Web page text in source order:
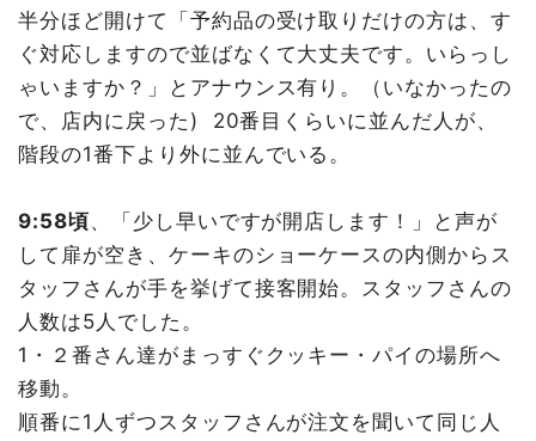
半分ほど開けて「予約品の受け取りだけの方は、す
ぐ対応しますので並ばなくて大丈夫です。いらっし
ゃいますか？」とアナウンス有り。（いなかったの
で、店内に戻った) 20番目くらいに並んだ人が、
階段の1番下より外に並んでいる。
9:58頃、「少し早いですが開店します！」と声が
して扉が空き、ケーキのショーケースの内側からス
タッフさんが手を挙げて接客開始。スタッフさんの
人数は5人でした。
1・２番さん達がまっすぐクッキー・パイの場所へ
移動。
順番に1人ずつスタッフさんが注文を聞いて同じ人